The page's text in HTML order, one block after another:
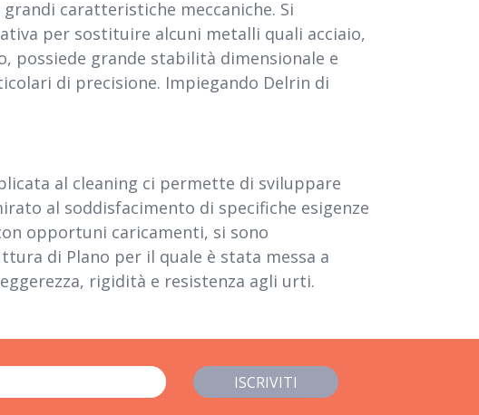
caratteristiche meccaniche. Si
per sostituire alcuni metalli quali acciaio,
possiede grande stabilità dimensionale e
di precisione. Impiegando Delrin di
al cleaning ci permette di sviluppare
al soddisfacimento di specifiche esigenze
opportuni caricamenti, si sono
di Plano per il quale è stata messa a
rigidità e resistenza agli urti.
ISCRIVITI